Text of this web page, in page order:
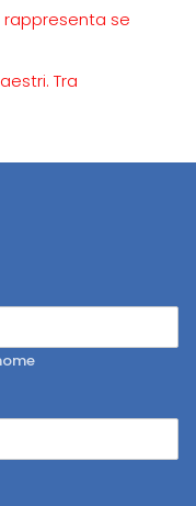
rappresenta se
Tra